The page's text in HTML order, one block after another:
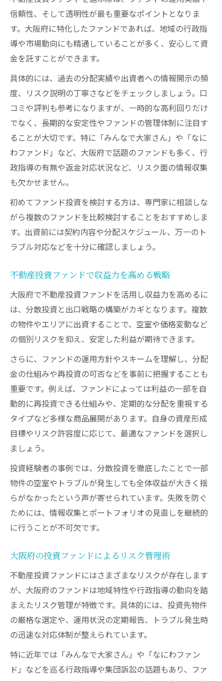
信頼性、そして透明性が最も重要なポイントとなりま
す。大阪府に特化したファンドであれば、地域の行政指
導や市場動向にも精通していることが多く、安心して資
金を託すことができます。
具体的には、過去の分配実績や出資者への情報開示の頻
度、リスク説明の丁寧さなどをチェックしましょう。口
コミや評判も参考になりますが、一時的な高利回りだけ
でなく、長期的な安定性やファンドの管理体制に注目す
ることが大切です。特に「みんなで大家さん」や「なに
わファンド」など、大阪府で話題のファンドも多く、行
政指導の有無や返金対応状況など、リスク面の情報収集
も欠かせません。
初めてファンド投資を検討する方は、専門家に相談しな
がら複数のファンドを比較検討することをおすすめしま
す。出資前には契約内容や分配スケジュール、万一のト
ラブル対応などを十分に確認しましょう。
不動産投資ファンドで収益力を高める戦略
大阪府で不動産投資ファンドを活用し収益力を高めるに
は、分散投資と出口戦略の構築がカギとなります。複数
の物件やエリアに出資することで、空室や価格変動など
の個別リスクを抑え、安定した利益が期待できます。
さらに、ファンドの運用方針やスキームを理解し、分配
金の仕組みや再投資の可否などを事前に把握することも
重要です。例えば、ファンドによっては利益の一部を自
動的に再投資できる仕組みや、定期的な分配を重視する
タイプなど多様な商品展開があります。自身の資産形成
目標やリスク許容度に応じて、最適なファンドを選択し
ましょう。
投資経験者の事例では、分散投資を徹底したことで一部
物件の空室やトラブルが発生しても全体収益が大きく揺
らがなかったという声が寄せられています。失敗を防ぐ
ためには、情報収集とポートフォリオの見直しを継続的
に行うことが不可欠です。
大阪府の投資ファンドによるリスク管理術
不動産投資ファンドにはさまざまなリスクが存在します
が、大阪府のファンドは地域特性や行政指導の動向を踏
まえたリスク管理が特徴です。具体的には、投資先物件
の厳格な選定や、運用状況の定期報告、トラブル発生時
の迅速な対応体制が整えられています。
特に近年では「みんなで大家さん」や「なにわファン
ド」などを巡る行政指導や集団訴訟の話題もあり、ファ